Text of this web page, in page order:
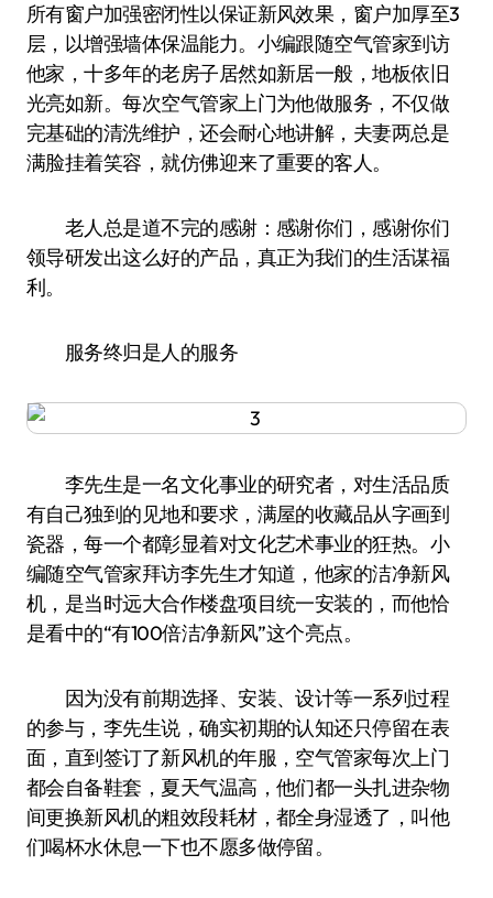
所有窗户加强密闭性以保证新风效果，窗户加厚至3
层，以增强墙体保温能力。小编跟随空气管家到访
他家，十多年的老房子居然如新居一般，地板依旧
光亮如新。每次空气管家上门为他做服务，不仅做
完基础的清洗维护，还会耐心地讲解，夫妻两总是
满脸挂着笑容，就仿佛迎来了重要的客人。
老人总是道不完的感谢：感谢你们，感谢你们
领导研发出这么好的产品，真正为我们的生活谋福
利。
服务终归是人的服务
李先生是一名文化事业的研究者，对生活品质
有自己独到的见地和要求，满屋的收藏品从字画到
瓷器，每一个都彰显着对文化艺术事业的狂热。小
编随空气管家拜访李先生才知道，他家的洁净新风
机，是当时远大合作楼盘项目统一安装的，而他恰
是看中的“有100倍洁净新风”这个亮点。
因为没有前期选择、安装、设计等一系列过程
的参与，李先生说，确实初期的认知还只停留在表
面，直到签订了新风机的年服，空气管家每次上门
都会自备鞋套，夏天气温高，他们都一头扎进杂物
间更换新风机的粗效段耗材，都全身湿透了，叫他
们喝杯水休息一下也不愿多做停留。